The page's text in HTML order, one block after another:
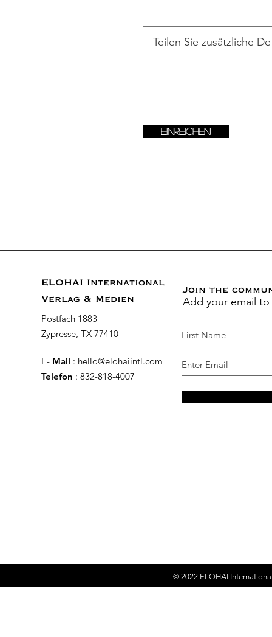
Einreichen
ELOHAI International
Verlag & Medien
Postfach 1883
Zypresse, TX 77410
E- Mail : hello@elohaiintl.com
Telefon : 832-818-4007
Join the
Add your email
© 2022 ELOHAI